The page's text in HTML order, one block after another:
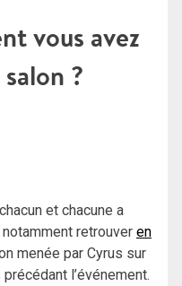
vous avez
?
et chacune a
retrouver en
menée par Cyrus sur
l’événement.